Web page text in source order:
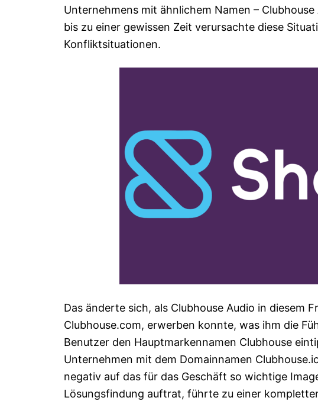
Unternehmens mit ähnlichem Namen –
bis zu einer gewissen Zeit verursachte diese
Konfliktsituationen.
Das änderte sich, als Clubhouse Audio in diesem
Clubhouse.com, erwerben konnte, was ihm die
Benutzer den Hauptmarkennamen Clubhouse
Unternehmen mit dem Domainnamen
negativ auf das für das Geschäft so wichtige
Lösungsfindung auftrat, führte zu einer